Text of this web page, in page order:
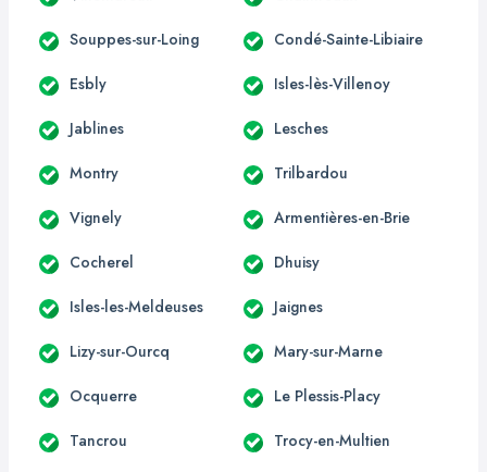
Souppes-sur-Loing Condé-Sainte-Libiaire
Esbly Isles-lès-Villenoy
Jablines Lesches
Montry Trilbardou
Vignely Armentières-en-Brie
Cocherel Dhuisy
Isles-les-Meldeuses Jaignes
Lizy-sur-Ourcq Mary-sur-Marne
Ocquerre Le Plessis-Placy
Tancrou Trocy-en-Multien